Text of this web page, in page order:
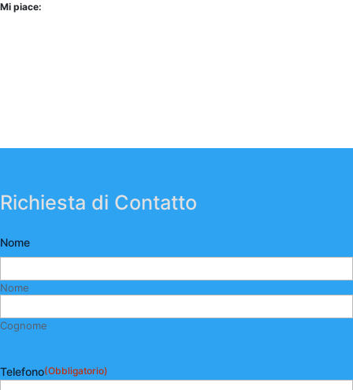
Mi piace:
Richiesta di Contatto
Nome
Nome
Cognome
Telefono(Obbligatorio)